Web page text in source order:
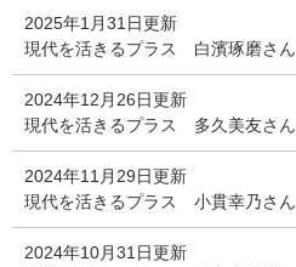
2025年1月31日更新
現代を活きるプラス 白濱琢磨さん
2024年12月26日更新
現代を活きるプラス 多久美友さん
2024年11月29日更新
現代を活きるプラス 小貫幸乃さん
2024年10月31日更新